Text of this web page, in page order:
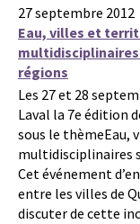
27 septembre 2012
Eau, villes et
multidisciplinaires
régions
Les 27 et 28
Laval la 7e édition
sous le thèmeEau,
multidisciplinaires
Cet événement
entre les villes de
discuter de cette